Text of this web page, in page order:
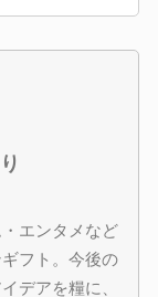
エンタメなど
フト。今後の
デアを糧に、